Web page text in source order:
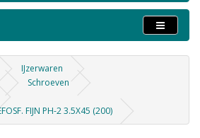
IJzerwaren
Schroeven
FIJN PH-2 3.5X45 (200)